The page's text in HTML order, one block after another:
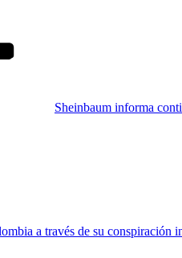
Sheinbaum informa
a través de su conspiración